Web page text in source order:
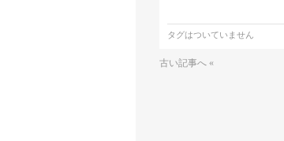
タグはついていません
古い記事へ «